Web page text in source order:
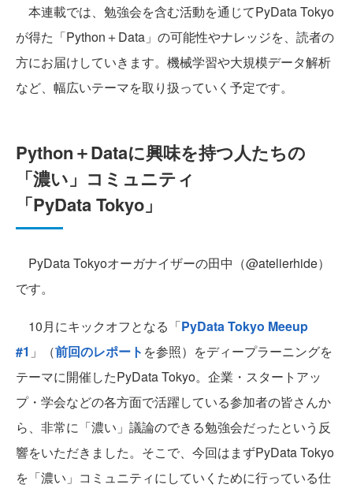
本連載では、勉強会を含む活動を通じてPyData Tokyo
が得た「Python＋Data」の可能性やナレッジを、読者の
方にお届けしていきます。機械学習や大規模データ解析
など、幅広いテーマを取り扱っていく予定です。
Python＋Dataに興味を持つ人たちの
「濃い」コミュニティ
「PyData Tokyo」
PyData Tokyoオーガナイザーの田中（@atelierhide）
です。
10月にキックオフとなる「PyData Tokyo Meeup
#1 」（前回のレポート を参照）をディープラーニングを
テーマに開催したPyData Tokyo。企業・スタートアッ
プ・学会などの各方面で活躍している参加者の皆さんか
ら、非常に「濃い」議論のできる勉強会だったという反
響をいただきました。そこで、今回はまずPyData Tokyo
を「濃い」コミュニティにしていくために行っている仕